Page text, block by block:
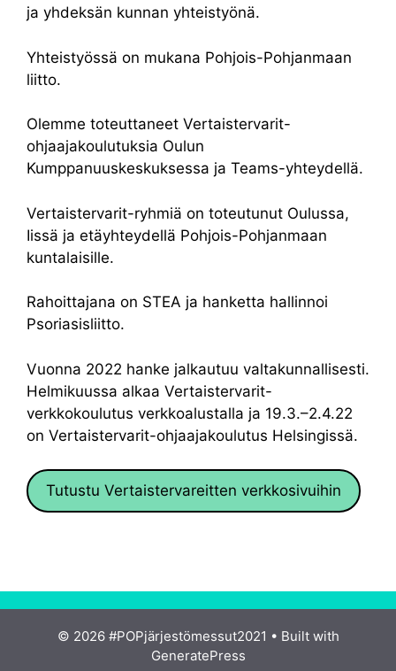
ja yhdeksän kunnan yhteistyönä.
Yhteistyössä on mukana Pohjois-Pohjanmaan
liitto.
Olemme toteuttaneet Vertaistervarit-
ohjaajakoulutuksia Oulun
Kumppanuuskeskuksessa ja Teams-yhteydellä.
Vertaistervarit-ryhmiä on toteutunut Oulussa,
Iissä ja etäyhteydellä Pohjois-Pohjanmaan
kuntalaisille.
Rahoittajana on STEA ja hanketta hallinnoi
Psoriasisliitto.
Vuonna 2022 hanke jalkautuu valtakunnallisesti.
Helmikuussa alkaa Vertaistervarit-
verkkokoulutus verkkoalustalla ja 19.3.–2.4.22
on Vertaistervarit-ohjaajakoulutus Helsingissä.
Tutustu Vertaistervareitten verkkosivuihin
© 2026 #POPjärjestömessut2021 • Built with
GeneratePress